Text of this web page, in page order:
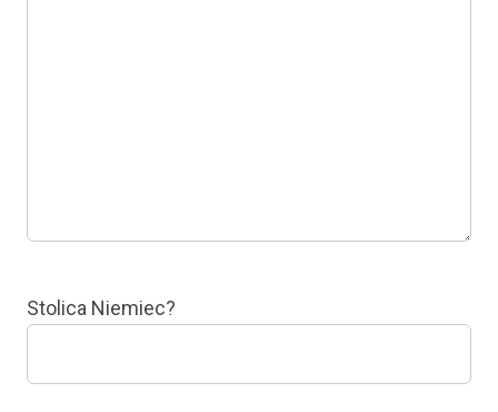
Stolica Niemiec?